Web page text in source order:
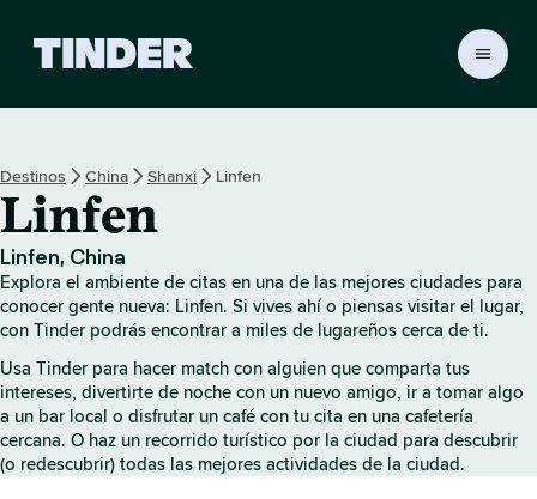
o
i
n
d
r
Destinos China Shanxi Linfen
Linfen
Linfen, China
Explora el ambiente de citas en una de las mejores ciudades para
conocer gente nueva: Linfen. Si vives ahí o piensas visitar el lugar,
con Tinder podrás encontrar a miles de lugareños cerca de ti.
Usa Tinder para hacer match con alguien que comparta tus
intereses, divertirte de noche con un nuevo amigo, ir a tomar algo
a un bar local o disfrutar un café con tu cita en una cafetería
cercana. O haz un recorrido turístico por la ciudad para descubrir
(o redescubrir) todas las mejores actividades de la ciudad.